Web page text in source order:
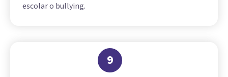
escolar o bullying.
9